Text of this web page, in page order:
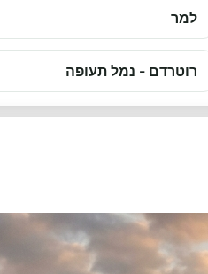
למר
רוטרדם - נמל תעופה